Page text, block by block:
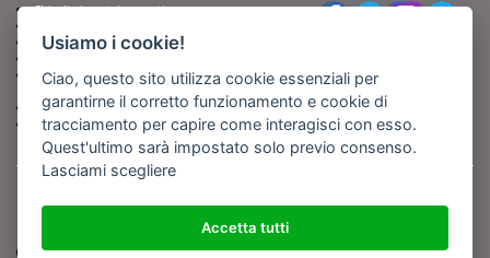
Chiedi ai nostri esperti
Fai pubblicità con noi
Iscriviti al nostro corso di
giornalismo
Compra i nostri libri
Entra in Barinedita Map
Copyright BARIREPORT s.a.s. All rights reserved - Tutte le fotografie recanti il
logo di Barinedita sono state commissionate da BARIREPORT s.a.s. che ne
detiene i Diritti d'Autore e sono state prodotte nell'anno 2012 e seguenti
(tranne che non vi sia uno specifico anno di scatto riportato)
Usiamo i cookie!
Ciao, questo sito utilizza cookie essenziali per
garantirne il corretto funzionamento e cookie di
tracciamento per capire come interagisci con esso.
Quest'ultimo sarà impostato solo previo consenso.
Lasciami scegliere
Accetta tutti